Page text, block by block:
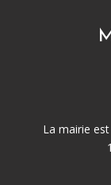
La mairie